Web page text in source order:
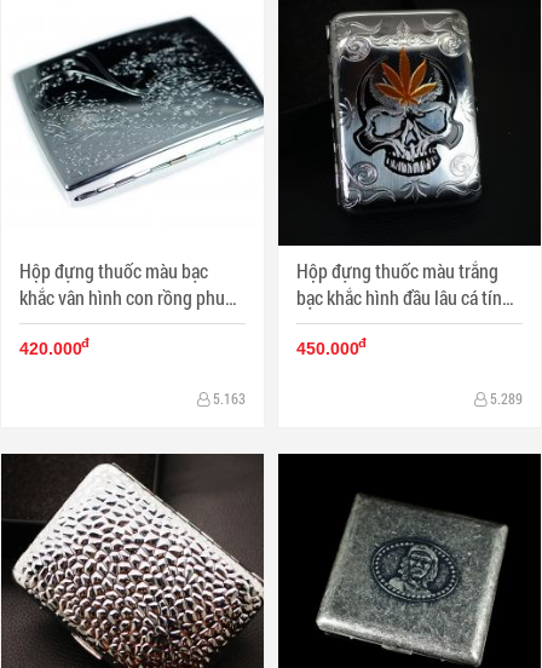
Hộp đựng thuốc màu bạc
khắc vân hình con rồng phun
nước (loại 18 điếu)
420.000đ
5.163
Hộp đựng thuốc màu trắng
bạc khắc hình đầu lâu cá tính
(loại 16 điếu)
450.000đ
5.289